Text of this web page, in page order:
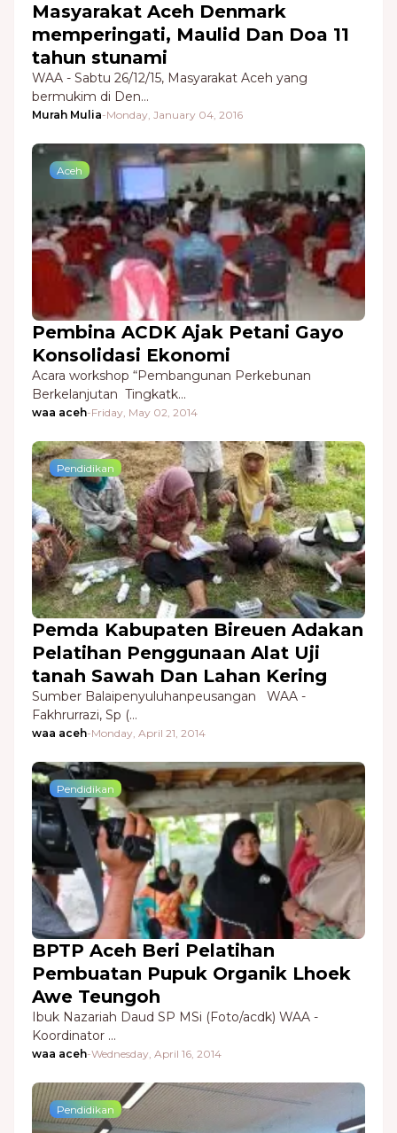
Masyarakat Aceh Denmark
memperingati, Maulid Dan Doa 11
tahun stunami
WAA - Sabtu 26/12/15, Masyarakat Aceh yang
bermukim di Den…
Murah Mulia-Monday, January 04, 2016
Aceh
Pembina ACDK Ajak Petani Gayo
Konsolidasi Ekonomi
Acara workshop “Pembangunan Perkebunan
Berkelanjutan Tingkatk…
waa aceh-Friday, May 02, 2014
Pendidikan
Pemda Kabupaten Bireuen Adakan
Pelatihan Penggunaan Alat Uji
tanah Sawah Dan Lahan Kering
Sumber Balaipenyuluhanpeusangan WAA -
Fakhrurrazi, Sp (…
waa aceh-Monday, April 21, 2014
Pendidikan
BPTP Aceh Beri Pelatihan
Pembuatan Pupuk Organik Lhoek
Awe Teungoh
Ibuk Nazariah Daud SP MSi (Foto/acdk) WAA -
Koordinator …
waa aceh-Wednesday, April 16, 2014
Pendidikan